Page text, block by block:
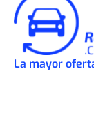
La mayor